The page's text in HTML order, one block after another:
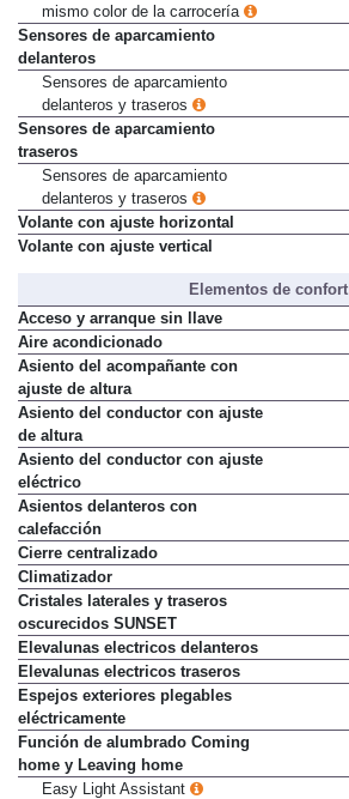
mismo color de la carrocería
Sensores de aparcamiento
delanteros
Sensores de aparcamiento
delanteros y traseros
Sensores de aparcamiento
traseros
Sensores de aparcamiento
delanteros y traseros
Volante con ajuste horizontal
Volante con ajuste vertical
Elementos de confort
Acceso y arranque sin llave
Aire acondicionado
Asiento del acompañante con
ajuste de altura
Asiento del conductor con ajuste
de altura
Asiento del conductor con ajuste
eléctrico
Asientos delanteros con
calefacción
Cierre centralizado
Climatizador
Cristales laterales y traseros
oscurecidos SUNSET
Elevalunas electricos delanteros
Elevalunas electricos traseros
Espejos exteriores plegables
eléctricamente
Función de alumbrado Coming
home y Leaving home
Easy Light Assistant